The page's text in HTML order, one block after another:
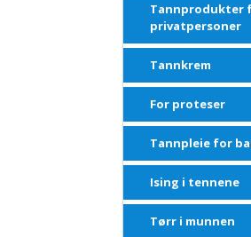
Tannprodukter
privatpersoner
Tannkrem
For proteser
Tannpleie for
Ising i tennene
Tørr i munnen